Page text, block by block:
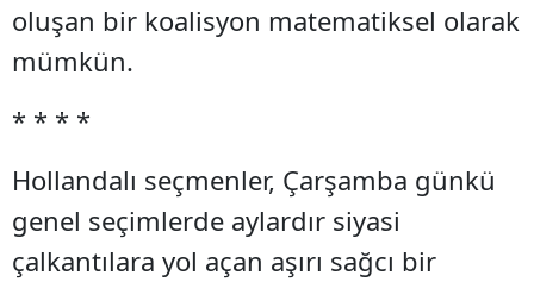
oluşan bir koalisyon matematiksel olarak
mümkün.
* * * *
Hollandalı seçmenler, Çarşamba günkü
genel seçimlerde aylardır siyasi
çalkantılara yol açan aşırı sağcı bir